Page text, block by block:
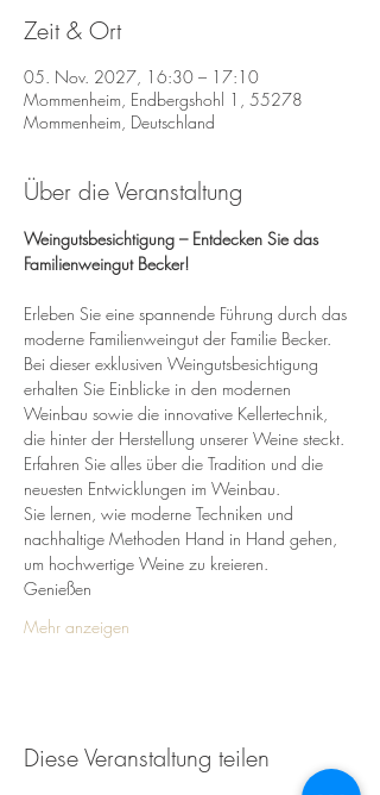
Zeit & Ort
05. Nov. 2027, 16:30 – 17:10
Mommenheim, Endbergshohl 1, 55278
Mommenheim, Deutschland
Über die Veranstaltung
Weingutsbesichtigung – Entdecken Sie das
Familienweingut Becker!
Erleben Sie eine spannende Führung durch das
moderne Familienweingut der Familie Becker.
Bei dieser exklusiven Weingutsbesichtigung
erhalten Sie Einblicke in den modernen
Weinbau sowie die innovative Kellertechnik,
die hinter der Herstellung unserer Weine steckt.
Erfahren Sie alles über die Tradition und die
neuesten Entwicklungen im Weinbau.
Sie lernen, wie moderne Techniken und
nachhaltige Methoden Hand in Hand gehen,
um hochwertige Weine zu kreieren.
Genießen
Mehr anzeigen
Diese Veranstaltung teilen